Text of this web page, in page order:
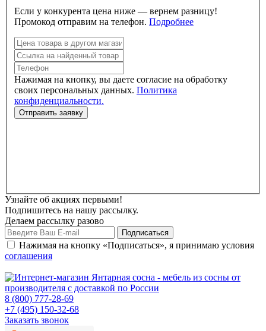
Если у конкурента цена ниже — вернем разницу!
Промокод отправим на телефон. Подробнее
Нажимая на кнопку, вы даете согласие на обработку
своих персональных данных. Политика
конфиденциальности.
Узнайте об акциях первыми!
Подпишитесь на нашу рассылку.
Делаем рассылку разово
Нажимая на кнопку «Подписаться», я принимаю условия
соглашения
8 (800) 777-28-69
+7 (495) 150-32-68
Заказать звонок